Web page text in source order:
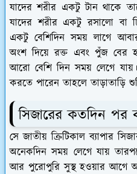
যাদের শরীর একটু টান থাকে
যাদের শরীর একটু রসালো বা
একটু বেশিদিন সময় লাগে
অংশ দিয়ে রক্ত এবং পুঁজ বের
আরো বেশি দিন সময় লেগে
করতে পারেন তাহলে তাড়াতাড়ি
সিজারের কতদিন পর
সে জাতীয় ক্রিটিকাল ব্যাপার
অনেকদিন সময় লেগে যায়
আর পুরোপুরি সুস্থ হওয়ার আগে